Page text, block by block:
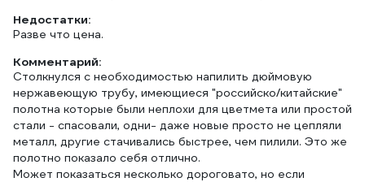
Недостатки:
Разве что цена.
Комментарий:
Столкнулся с необходимостью напилить дюймовую
нержавеющую трубу, имеющиеся "российско/китайские"
полотна которые были неплохи для цветмета или простой
стали - спасовали, одни- даже новые просто не цепляли
металл, другие стачивались быстрее, чем пилили. Это же
полотно показало себя отлично.
Может показаться несколько дороговато, но если